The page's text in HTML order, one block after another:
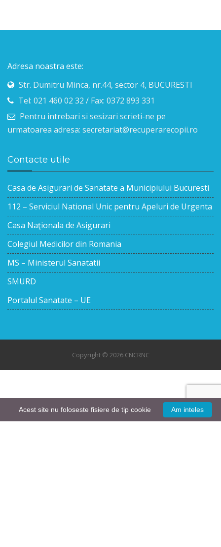
Adresa noastra este:
Str. Dumitru Minca, nr.44, sector 4, BUCURESTI
Tel: 021 460 02 32 / Fax: 0372 893 331
Pentru intrebari si sesizari scrieti-ne pe
urmatoarea adresa: secretariat@recuperarecopii.ro
Contacte utile
Casa de Asigurari de Sanatate a Municipiului Bucuresti
112 – Serviciul National Unic pentru Apeluri de Urgenta
Casa Naţionala de Asigurari
Colegiul Medicilor din Romania
MS – Ministerul Sanatatii
SMURD
Portalul Sanatate – UE
Copyright © 2026 CNCRNC
Am inteles
Acest site nu foloseste fisiere de tip cookie